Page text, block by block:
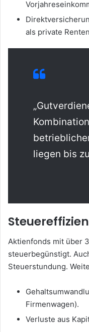
als private
liegen bis
Aktienfonds mit über
steuerbegünstigt.
Steuerstundung.
Firmenwagen).
Verluste aus